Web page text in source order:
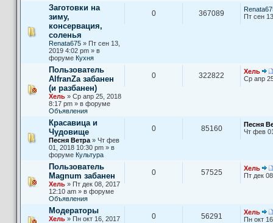
Заготовки на
зиму,
консервация,
соленья
Renata675 » Пт сен 13,
2019 4:02 pm » в
форуме Кухня
0 367089
Пт сен
Пользователь
AlfranZa забанен
(и разбанен)
Хель » Ср апр 25, 2018
8:17 pm » в форуме
Объявления
0 322822
Хель
Ср апр
Красавица и
Чудовище
Песня Ветра » Чт фев
01, 2018 10:30 pm » в
форуме Культура
0 85160
Песня
Чт фев
Пользователь
Magnum забанен
Хель » Пт дек 08, 2017
12:10 am » в форуме
Объявления
0 57525
Хель
Пт дек
Модераторы
Хель » Пн окт 16, 2017
0 56291
Хель
Пн окт